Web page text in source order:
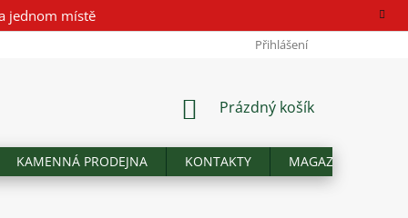
jednom místě
Přihlášení
NÁKUPNÍ
Prázdný košík
KAMENNÁ PRODEJNA KONTAKTY MAGAZÍN